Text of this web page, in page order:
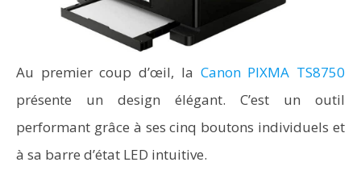
Au premier coup d’œil, la Canon PIXMA TS8750
présente un design élégant. C’est un outil
performant grâce à ses cinq boutons individuels et
à sa barre d’état LED intuitive.